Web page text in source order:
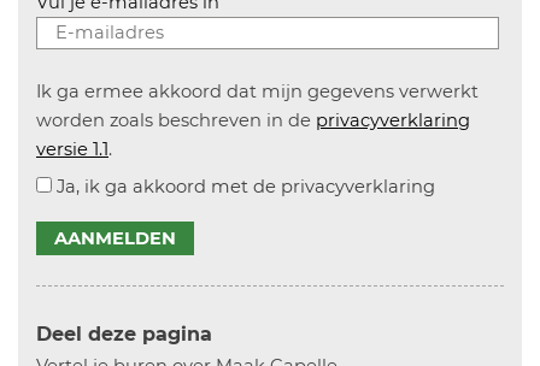
Ik ga ermee akkoord dat mijn gegevens verwerkt
worden zoals beschreven in de privacyverklaring
versie 1.1.
Ja, ik ga akkoord met de privacyverklaring
AANMELDEN
Deel deze pagina